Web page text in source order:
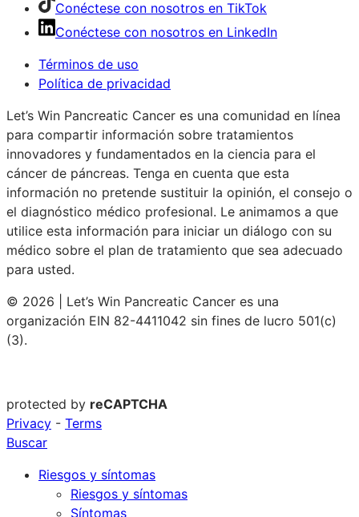
Conéctese con nosotros en TikTok
Conéctese con nosotros en LinkedIn
Términos de uso
Política de privacidad
Let’s Win Pancreatic Cancer es una comunidad en línea
para compartir información sobre tratamientos
innovadores y fundamentados en la ciencia para el
cáncer de páncreas. Tenga en cuenta que esta
información no pretende sustituir la opinión, el consejo o
el diagnóstico médico profesional. Le animamos a que
utilice esta información para iniciar un diálogo con su
médico sobre el plan de tratamiento que sea adecuado
para usted.
© 2026 | Let’s Win Pancreatic Cancer es una
organización EIN 82-4411042 sin fines de lucro 501(c)
(3).
protected by reCAPTCHA
Privacy - Terms
Buscar
Riesgos y síntomas
Riesgos y síntomas
Síntomas